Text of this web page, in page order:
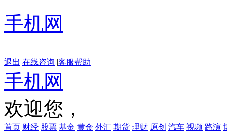
手机网
退出 在线咨询 |客服帮助
手机网
欢迎您，
首页 财经 股票 基金 黄金 外汇 期货 理财 原创 汽车 视频 路演